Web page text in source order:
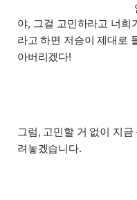
야, 그걸 고민하라고 너희
라고 하면 저승이 제대로
아버리겠다!
그럼, 고민할 거 없이 지
려놓겠습니다.